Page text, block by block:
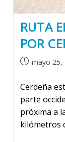
RUTA
POR
Publicación
la
entrada:
mayo 25,
Cerdeña
parte
próxima a
kilómetros